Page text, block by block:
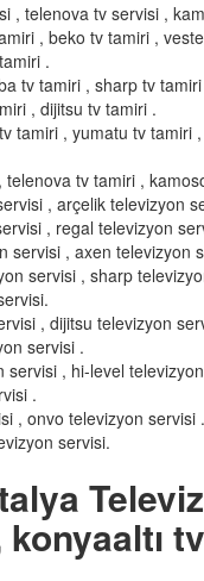
, telenova tv servisi ,
, beko tv tamiri ,
.
tv tamiri , sharp tv
, dijitsu tv tamiri .
tamiri , yumatu tv
tv tamiri ,
, arçelik televizyon
, regal televizyon
servisi , axen televizyon
servisi , sharp
, dijitsu televizyon
servisi .
, hi-level
.
, onvo televizyon servisi .
servisi.